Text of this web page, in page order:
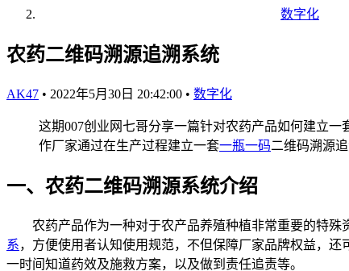
数字化
农药二维码溯源追溯系统
AK47 • 2022年5月30日 20:42:00 • 数字化
这期007创业网七哥分享一篇针对农药产品如何建立
作厂家通过在生产过程建立一套一瓶一码二维码溯源
一、农药二维码溯源系统介绍
农药产品作为一种对于农产品养殖种植非常重要的特殊
系，方便使用者认知使用规范，不但保障厂家品牌权益，
一时间知道药效及施救方案，以及做到责任追责等。